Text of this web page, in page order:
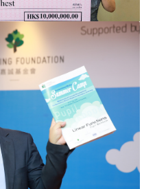
款千萬誌公益金五十週年